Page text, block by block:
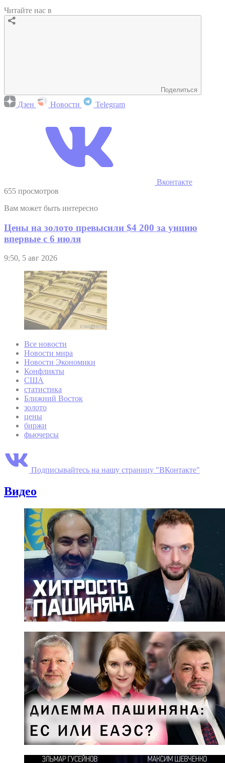
Читайте нас в
Поделиться
Дзен Новости Telegram
Вконтакте
655 просмотров
Вам может быть интересно
Цены на золото превысили $4 200 за унцию
впервые с 6 июля
9:50, 5 авг 2026
Все новости
Новости мира
Новости Экономики
Конфликты
США
статистика
Ближний Восток
золото
цены
биржи
фьючерсы
Подписывайтесь на нашу страницу "ВКонтакте"
Видео